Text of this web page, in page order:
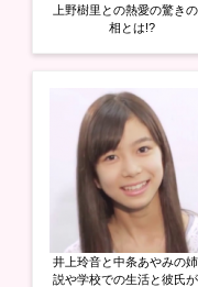
上野樹里との熱愛の驚き
相とは!?
井上玲音と中条あやみの
説や学校での生活と彼氏